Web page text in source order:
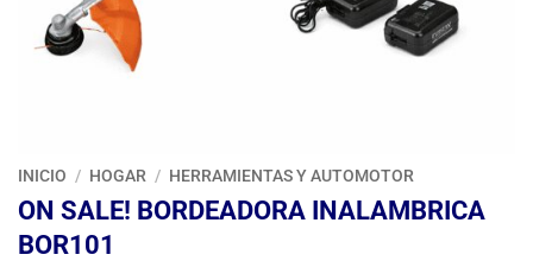
INICIO / HOGAR / HERRAMIENTAS Y AUTOMOTOR
ON SALE! BORDEADORA INALAMBRICA
BOR101